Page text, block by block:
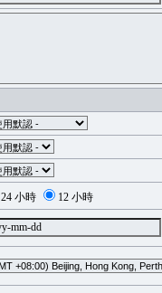
24 小時
12 小時